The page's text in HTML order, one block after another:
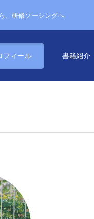
、研修ソーシングへ
フィール 書籍紹介